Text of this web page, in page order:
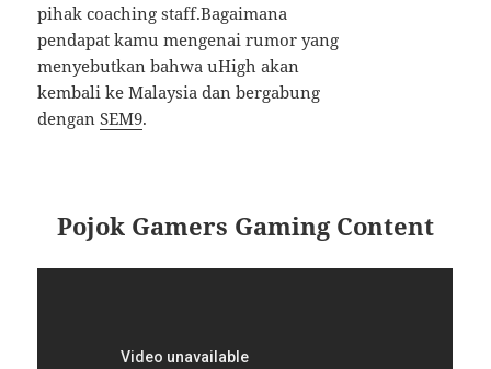
pihak coaching staff.Bagaimana
pendapat kamu mengenai rumor yang
menyebutkan bahwa uHigh akan
kembali ke Malaysia dan bergabung
denganSEM9.
Pojok Gamers Gaming Content